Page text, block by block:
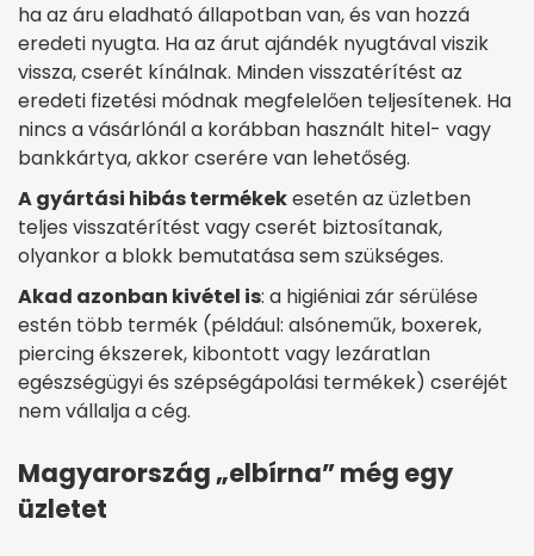
ha az áru eladható állapotban van, és van hozzá
eredeti nyugta. Ha az árut ajándék nyugtával viszik
vissza, cserét kínálnak. Minden visszatérítést az
eredeti fizetési módnak megfelelően teljesítenek. Ha
nincs a vásárlónál a korábban használt hitel- vagy
bankkártya, akkor cserére van lehetőség.
A gyártási hibás termékekesetén az üzletben
teljes visszatérítést vagy cserét biztosítanak,
olyankor a blokk bemutatása sem szükséges.
Akad azonban kivétel is: a higiéniai zár sérülése
estén több termék (például: alsóneműk, boxerek,
piercing ékszerek, kibontott vagy lezáratlan
egészségügyi és szépségápolási termékek) cseréjét
nem vállalja a cég.
Magyarország „elbírna” még egy
üzletet